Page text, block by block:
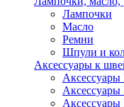
Лампочки
Масло
Ремни
Шпули и
Аксессуары к
Аксессуары
Аксессуары
Аксессуары